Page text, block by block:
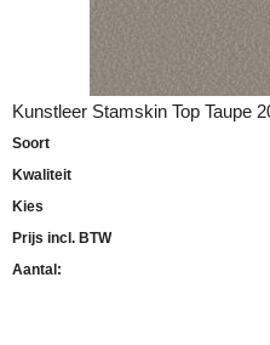
Kunstleer Stamskin Top Taupe
Soort
Kwaliteit
Kies
Prijs incl. BTW
Aantal: